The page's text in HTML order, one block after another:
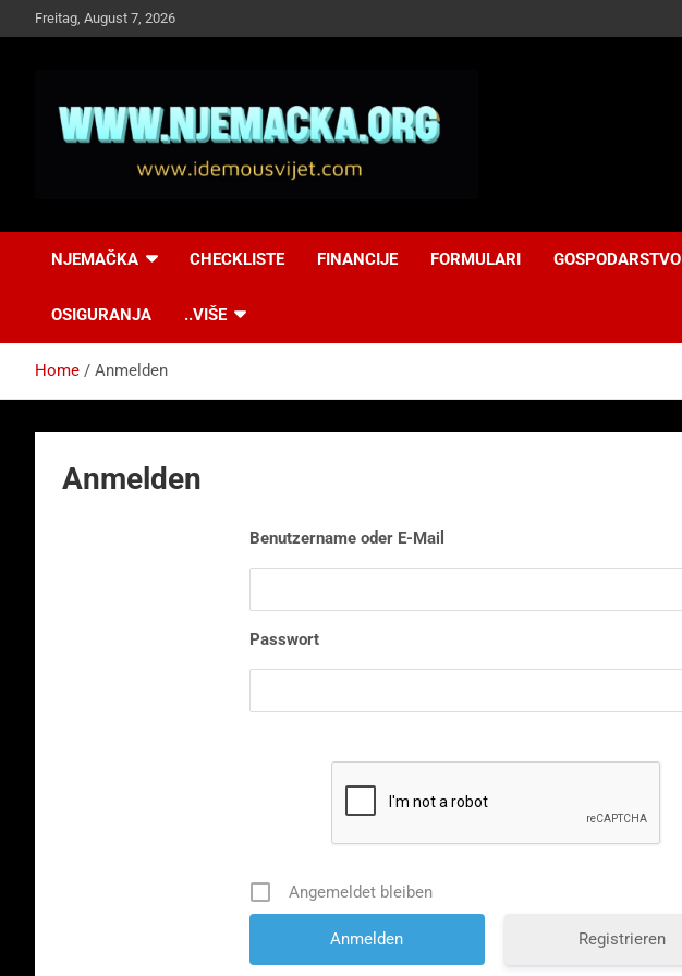
to
Freitag, August 7, 2026
Idemo u Svijet-
NJEMAČKA CHECKLISTE FINANCIJE FORMULARI GOSPODARSTVO
OSIGURANJA ..VIŠE
Home Anmelden
Anmelden
Benutzername oder E-Mail
Passwort
Angemeldet bleiben
Registrieren